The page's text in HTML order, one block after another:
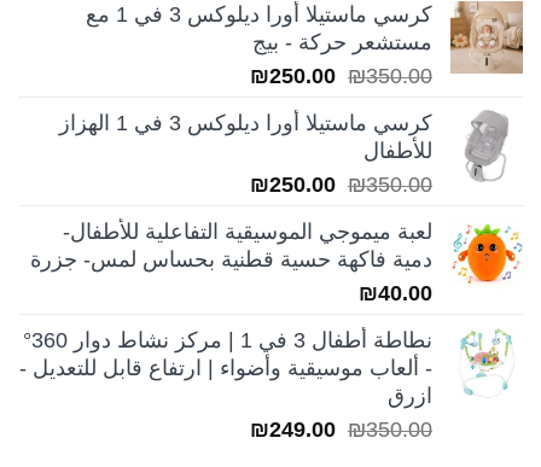
هو:
₪250.00.
هو:
كرسي ماستيلا أورا ديلوكس 3 في 1 مع
مستشعر حركة - بيج
₪350.00
السعر
هو:
₪250.00
هو:
كرسي ماستيلا أورا ديلوكس 3 في 1 الهزاز
للأطفال
₪350.00
السعر
هو:
₪350.00.
₪250.00
هو:
₪250.00.
لعبة ميموجي الموسيقية التفاعلية للأطفال-
دمية فاكهة حسية قطنية بحساس لمس- جزرة
₪40.00
نطاطة أطفال 3 في 1 | مركز نشاط دوار 360°
- ألعاب موسيقية وأضواء | ارتفاع قابل للتعديل -
ازرق
₪350.00
السعر ₪249.00